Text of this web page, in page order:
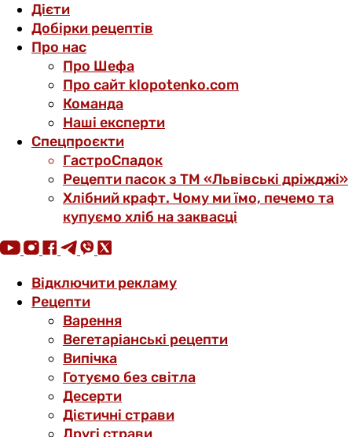
Дієти
Добірки рецептів
Про нас
Про Шефа
Про сайт klopotenko.com
Команда
Наші експерти
Спецпроєкти
ГастроСпадок
Рецепти пасок з ТМ «Львівські дріжджі»
Хлібний крафт. Чому ми їмо, печемо та
купуємо хліб на заквасці
Відключити рекламу
Рецепти
Варення
Вегетаріанські рецепти
Випічка
Готуємо без світла
Десерти
Дієтичні страви